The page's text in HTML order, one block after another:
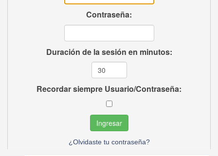
Contraseña:
Duración de la sesión en minutos:
Recordar siempre Usuario/Contraseña:
¿Olvidaste tu contraseña?